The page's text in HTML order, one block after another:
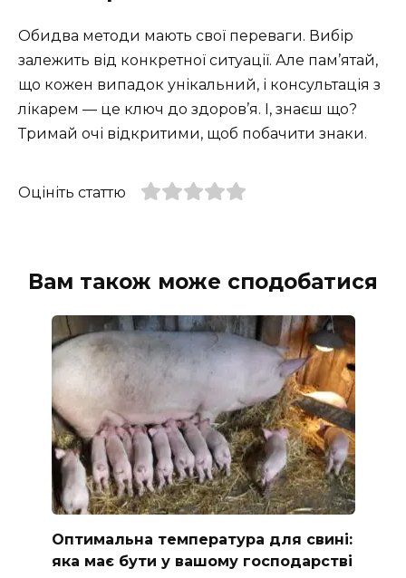
Обидва методи мають свої переваги. Вибір
залежить від конкретної ситуації. Але пам’ятай,
що кожен випадок унікальний, і консультація з
лікарем — це ключ до здоров’я. І, знаєш що?
Тримай очі відкритими, щоб побачити знаки.
Оцініть статтю
Вам також може сподобатися
Оптимальна температура для свині:
яка має бути у вашому господарстві